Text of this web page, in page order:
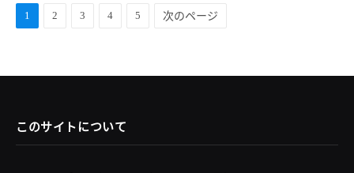
1 2 3 4 5 次のページ
このサイトについて